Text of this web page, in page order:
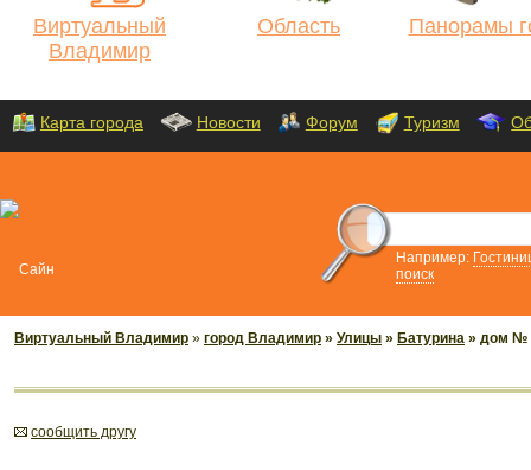
Виртуальный
Владимир
Область Панорамы
Карта города Новости Форум Туризм
Например:
поиск
Виртуальный Владимир » город Владимир » Улицы » Батурина » дом №
cообщить другу